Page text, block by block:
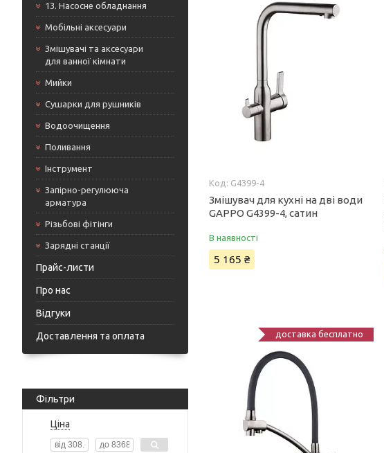
13. Насосне обладнання
Мобільні аксесуари
Змішувачі та аксесуари
для ванної кімнати
Мийки
Сушарки для рушників
Водоочищення
Поливання
Інструмент
Запірно-регулююча
арматура
Різьбові фітінги
Зарядні станції
Прайс-листи
Про нас
Відгуки
Доставлення та оплата
Фільтри
Ціна
G4399-4
Змішувач для кухні на дві води
GAPPO G4399-4, сатин
В наявності
5 165 ₴
доставка бесплатно